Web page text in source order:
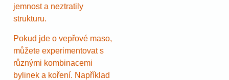
jemnost a neztratily
strukturu.
Pokud jde o vepřové maso,
můžete experimentovat s
různými kombinacemi
bylinek a koření. Například